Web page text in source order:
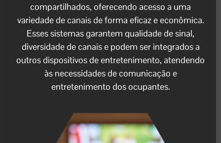
compartilhados, oferecendo acesso a uma
variedade de canais de forma eficaz e econômica.
Esses sistemas garantem qualidade de sinal,
diversidade de canais e podem ser integrados a
outros dispositivos de entretenimento, atendendo
às necessidades de comunicação e
entretenimento dos ocupantes.